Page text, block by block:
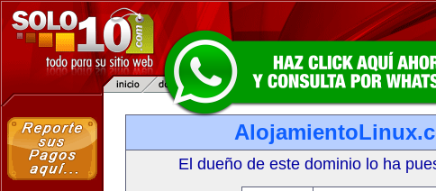
El dueño de este dominio lo ha